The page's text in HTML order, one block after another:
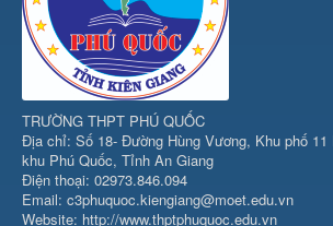
TRƯỜNG THPT PHÚ QUỐC
Địa chỉ: Số 18- Đường Hùng Vương, Khu phố
khu Phú Quốc, Tỉnh An Giang
Điện thoại: 02973.846.094
Email: c3phuquoc.kiengiang@moet.edu.vn
Website: http://www.thptphuquoc.edu.vn